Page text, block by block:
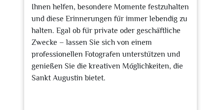
Ihnen helfen, besondere Momente festzuhalten
und diese Erinnerungen für immer lebendig zu
halten. Egal ob für private oder geschäftliche
Zwecke – lassen Sie sich von einem
professionellen Fotografen unterstützen und
genießen Sie die kreativen Möglichkeiten, die
Sankt Augustin bietet.